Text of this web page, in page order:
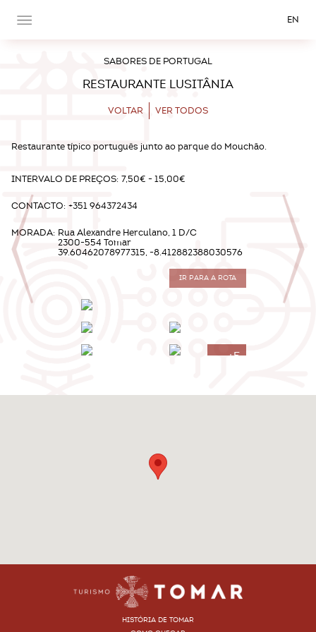
EN
SABORES DE PORTUGAL
RESTAURANTE LUSITÂNIA
VOLTAR VER TODOS
Restaurante típico português junto ao parque do Mouchão.
INTERVALO DE PREÇOS: 7,50€ - 15,00€
CONTACTO: +351 964372434
MORADA: Rua Alexandre Herculano, 1 D/C
2300-554 Tomar
39.60462078977315, -8.412882388030576
IR PARA A ROTA
+5
HISTÓRIA DE TOMAR